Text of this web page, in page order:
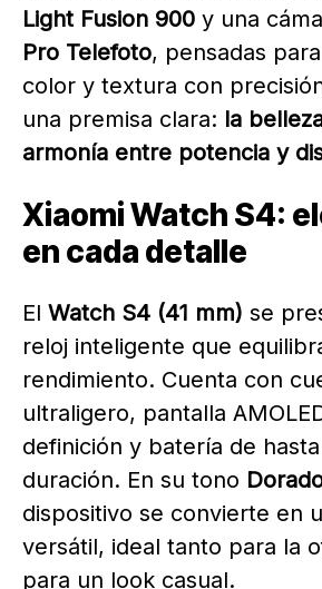
Light Fusion 900 y una
Pro Telefoto, pensadas
color y textura con
una premisa clara: la
armonía entre potencia y
Xiaomi Watch S4:
en cada detalle
El Watch S4 (41 mm) se
reloj inteligente que
rendimiento. Cuenta con
ultraligero, pantalla
definición y batería de
duración. En su tono
dispositivo se convierte en
versátil, ideal tanto para la
para un look casual.